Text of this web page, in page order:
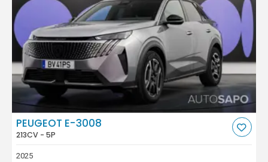
PEUGEOT E-3008
213CV - 5P
2025